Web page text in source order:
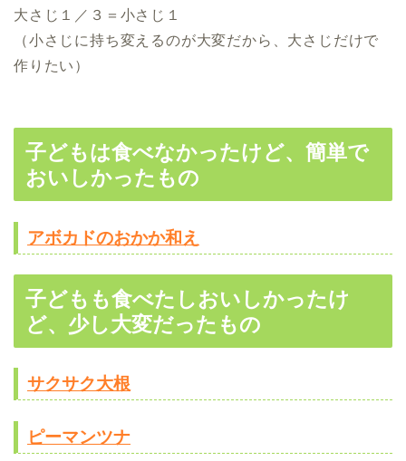
大さじ１／３＝小さじ１
（小さじに持ち変えるのが大変だから、大さじだけで
作りたい）
子どもは食べなかったけど、簡単で
おいしかったもの
アボカドのおかか和え
子どもも食べたしおいしかったけ
ど、少し大変だったもの
サクサク大根
ピーマンツナ